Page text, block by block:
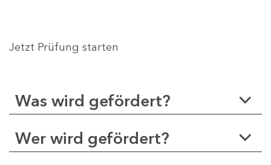
Jetzt Prüfung starten
Was wird gefördert?
Wer wird gefördert?